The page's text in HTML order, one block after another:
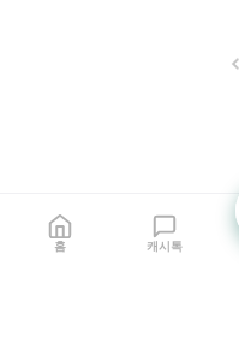
홈 캐시톡